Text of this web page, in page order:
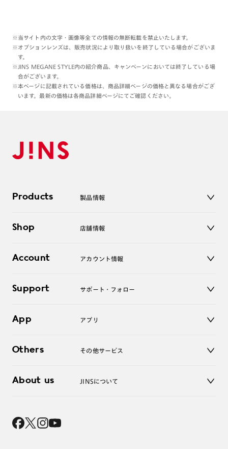
※当サイト内の文字・画像等全ての情報の無断転載を禁止いたします。
※オプションレンズは、販売状況により取り扱いを終了している場合がございま
す。
※JINS MEGANE STYLE内の紹介商品、キャンペーンにおいては終了している場
合がございます。
※本ページに記載されている価格は、商品詳細ページの価格と異なる場合がござ
います。最新の価格は各商品詳細ページにてご確認ください。
Products 製品情報
サングラス
コンタクトレンズ
アクセサリー
Shop 店舗情報
オンラインショップ
Account アカウント情報
ログアウト
Support サポート・フォロー
よくあるご質問
お問い合わせ
App アプリ
Others その他サービス
レンズ交換
About us JINSについて
採用情報